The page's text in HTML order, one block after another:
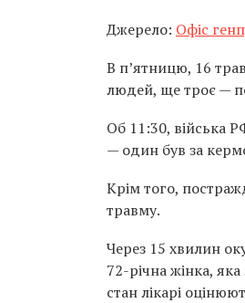
Джерело: Офіс
В п’ятницю, 16
людей, ще троє —
Об 11:30, війська
— один був за
Крім того,
травму.
Через 15 хвилин
72-річна жінка,
стан лікарі